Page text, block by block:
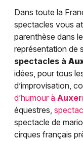
Dans toute la
spectacles vous
parenthèse dans
représentation de
spectacles à
idées, pour tous
d’improvisation,
d’humour à
équestres,
spectacle de
cirques français